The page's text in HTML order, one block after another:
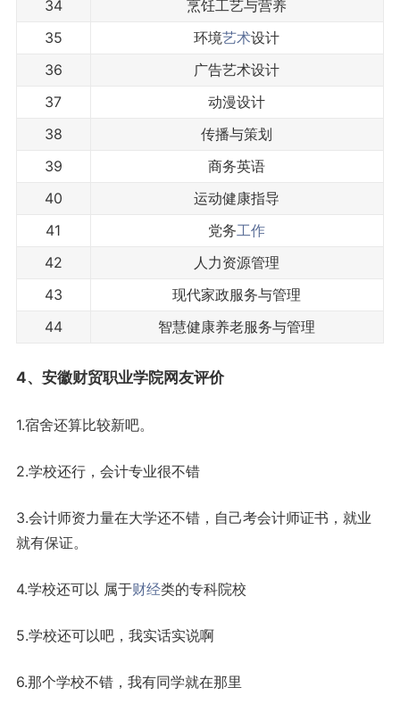
34
烹饪工艺与营养
35
环境艺术设计
36
广告艺术设计
37
动漫设计
38
传播与策划
39
商务英语
40
运动健康指导
41
党务工作
42
人力资源管理
43
现代家政服务与管理
44
智慧健康养老服务与管理
4、安徽财贸职业学院网友评价
1.宿舍还算比较新吧。
2.学校还行，会计专业很不错
3.会计师资力量在大学还不错，自己考会计师证书，就业
就有保证。
4.学校还可以 属于财经类的专科院校
5.学校还可以吧，我实话实说啊
6.那个学校不错，我有同学就在那里